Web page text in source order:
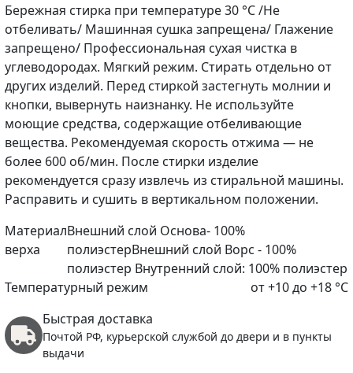
Бережная стирка при температуре 30 °С /Не
отбеливать/ Машинная сушка запрещена/ Глажение
запрещено/ Профессиональная сухая чистка в
углеводородах. Мягкий режим. Стирать отдельно от
других изделий. Перед стиркой застегнуть молнии и
кнопки, вывернуть наизнанку. Не используйте
моющие средства, содержащие отбеливающие
вещества. Рекомендуемая скорость отжима — не
более 600 об/мин. После стирки изделие
рекомендуется сразу извлечь из стиральной машины.
Расправить и сушить в вертикальном положении.
Материал
верха
Внешний слой Основа- 100%
полиэстерВнешний слой Ворс - 100%
полиэстер Внутренний слой: 100% полиэстер
Температурный режим
от +10 до +18 °C
Быстрая доставка
Почтой РФ, курьерской службой до двери и в пункты
выдачи